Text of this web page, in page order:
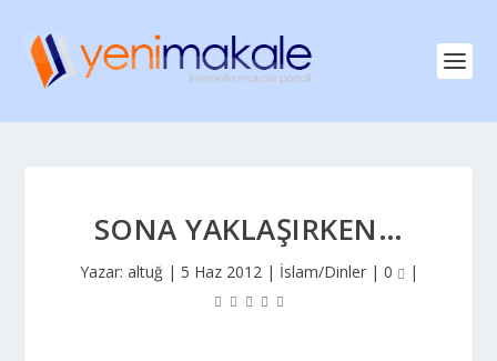
SONA YAKLAŞIRKEN…
Yazar: altuğ| 5 Haz 2012| İslam/Dinler| 0 |